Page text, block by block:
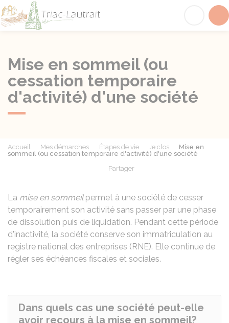
Mise en sommeil (ou
cessation temporaire
d'activité) d'une société
Accueil Mes démarches Étapes de vie Je clos
Mise en
sommeil (ou cessation temporaire d'activité) d'une société
Partager
La mise en sommeilpermet à une société de cesser
temporairement son activité sans passer par une phase
de dissolution puis de liquidation. Pendant cette période
d'inactivité, la société conserve son immatriculation au
registre national des entreprises (RNE). Elle continue de
régler ses échéances fiscales et sociales.
Dans quels cas une société peut-elle
avoir recours à la mise en sommeil?